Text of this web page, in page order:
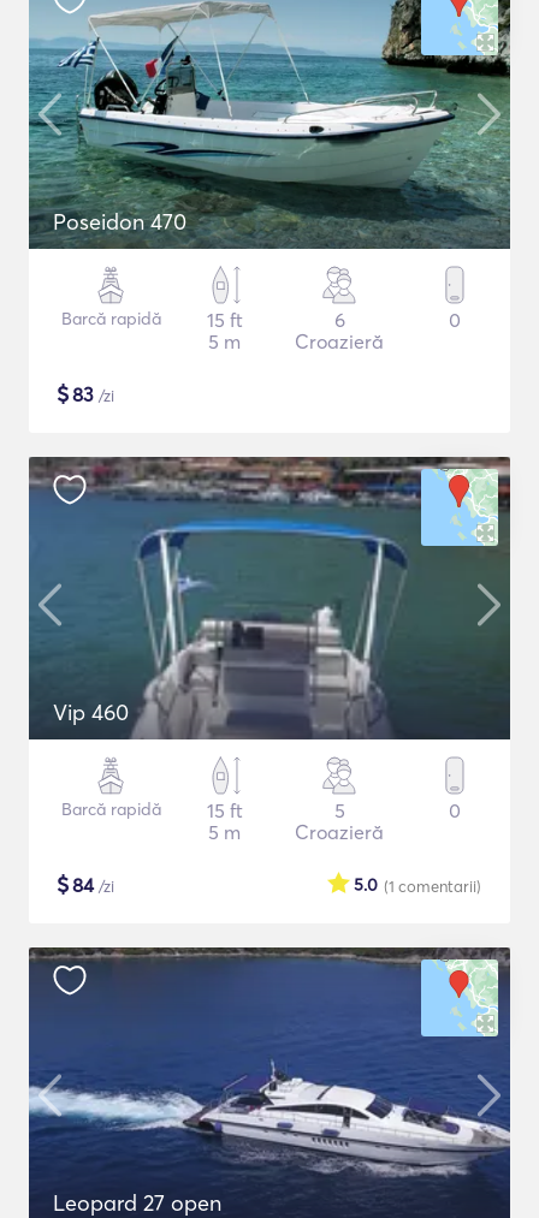
Poseidon 470
Barcă rapidă
15 ft
5 m
6
Croazieră
0
$83 /zi
Vip 460
Barcă rapidă
15 ft
5 m
5
Croazieră
0
$84/zi (1 comentarii)
5.0
Leopard 27 open